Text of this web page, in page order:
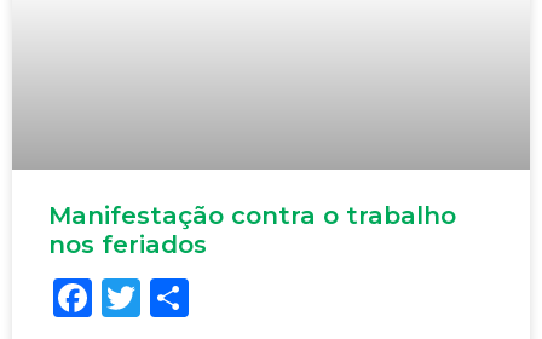
Manifestação contra o trabalho
nos feriados
Facebook
Twitter